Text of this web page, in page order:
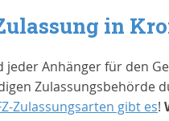
in
Anhänger für den
Zulassungsbehörde
Zulassungsarten gibt es!